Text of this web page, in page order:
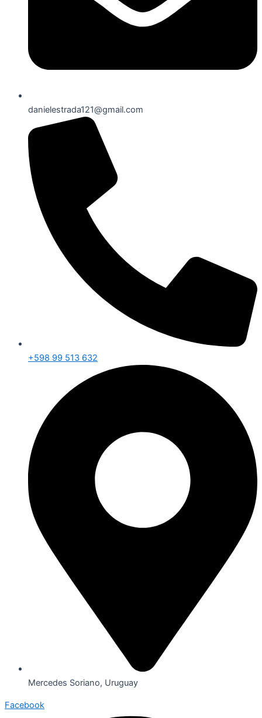
danielestrada121@gmail.com
+598 99 513 632
Mercedes Soriano, Uruguay
Facebook